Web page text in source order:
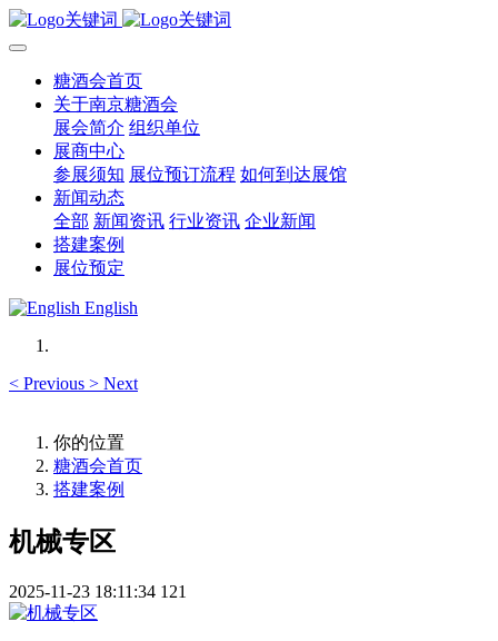
糖酒会首页
关于南京糖酒会
展会简介 组织单位
展商中心
参展须知 展位预订流程 如何到达展馆
新闻动态
全部 新闻资讯 行业资讯 企业新闻
搭建案例
展位预定
English
< Previous > Next
你的位置
糖酒会首页
搭建案例
机械专区
2025-11-23 18:11:34 121